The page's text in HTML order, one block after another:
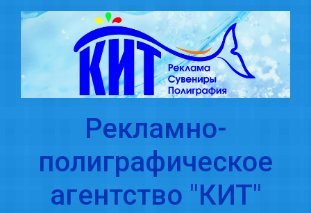
Skip to main content
Рекламно-
полиграфическое
агентство "КИТ"